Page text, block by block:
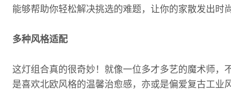
能够帮助你轻松解决挑选的难题，让你的家散发出时
多种风格适配
这灯组合真的很奇妙！就像一位多才多艺的魔术师，
是喜欢北欧风格的温馨治愈感，亦或是偏爱复古工业